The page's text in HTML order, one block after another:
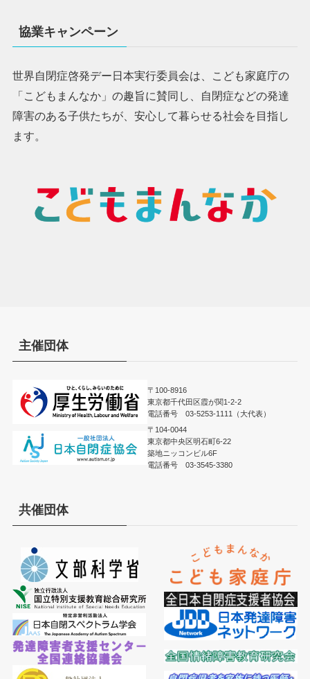
協業キャンペーン
世界自閉症啓発デー日本実行委員会は、こども家庭庁の
「こどもまんなか」の趣旨に賛同し、自閉症などの発達
障害のある子供たちが、安心して暮らせる社会を目指し
ます。
主催団体
〒100-8916
東京都千代田区霞が関1-2-2
電話番号 03-5253-1111（大代表）
〒104-0044
東京都中央区明石町6-22
築地ニッコンビル6F
電話番号 03-3545-3380
共催団体